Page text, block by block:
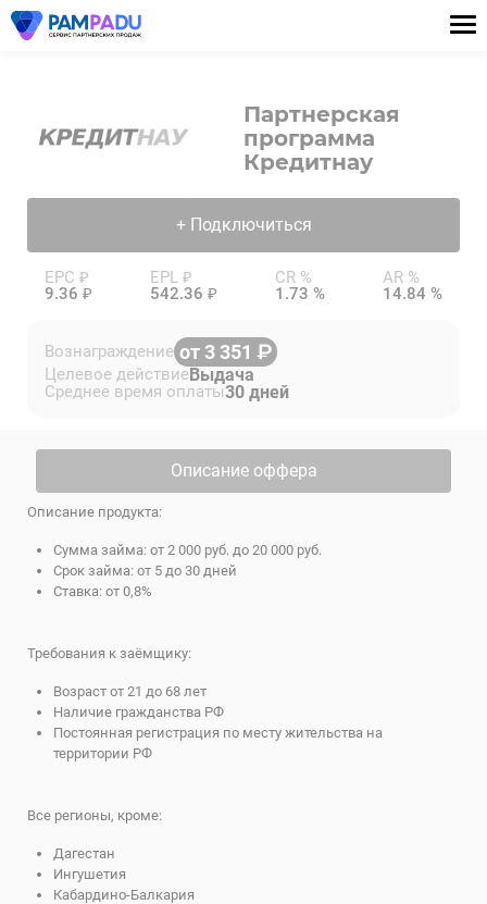
Партнерская
программа
Кредитнау
+ Подключиться
EPC ₽
9.36 ₽
EPL ₽
542.36 ₽
CR %
1.73 %
AR %
14.84 %
Вознаграждение от 3 351
Целевое действиеВыдача
Среднее время оплаты30 дней
Описание оффера
Описание продукта:
Сумма займа: от 2 000 руб. до 20 000 руб.
Срок займа: от 5 до 30 дней
Ставка: от 0,8%
Требования к заёмщику:
Возраст от 21 до 68 лет
Наличие гражданства РФ
Постоянная регистрация по месту жительства на
территории РФ
Все регионы, кроме:
Дагестан
Ингушетия
Кабардино-Балкария